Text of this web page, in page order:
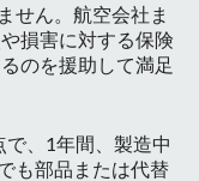
せん。航空会社ま
損害に対する保険
のを援助して満足
、1年間、製造中
も部品または代替